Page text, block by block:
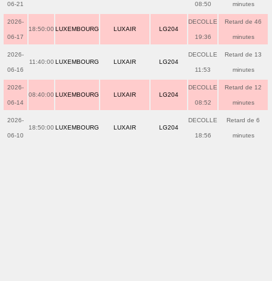
06-21 08:50 minutes
2026-
06-17
18:50:00 LUXEMBOURG LUXAIR LG204
DECOLLE
19:36
Retard de 46
minutes
2026-
06-16
11:40:00 LUXEMBOURG LUXAIR LG204
DECOLLE
11:53
Retard de 13
minutes
2026-
06-14
08:40:00 LUXEMBOURG LUXAIR LG204
DECOLLE
08:52
Retard de 12
minutes
2026-
06-10
18:50:00 LUXEMBOURG LUXAIR LG204
DECOLLE
18:56
Retard de 6
minutes